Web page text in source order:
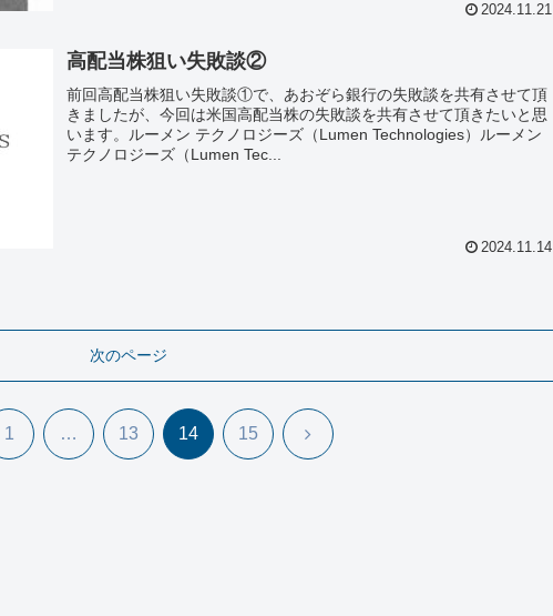
2024.11.21
高配当株狙い失敗談②
前回高配当株狙い失敗談①で、あおぞら銀行の失敗談を共有させて頂
きましたが、今回は米国高配当株の失敗談を共有させて頂きたいと思
います。ルーメン テクノロジーズ（Lumen Technologies）ルーメン
テクノロジーズ（Lumen Tec...
2024.11.14
次のページ
1 … 13 14 15 次